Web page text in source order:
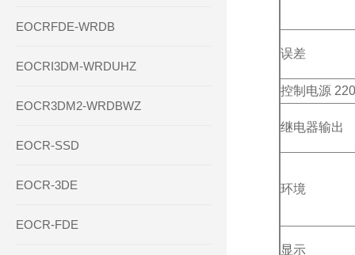
EOCRFDE-WRDB
EOCRI3DM-WRDUHZ
EOCR3DM2-WRDBWZ
EOCR-SSD
EOCR-3DE
EOCR-FDE
误差
控制电源 220
继电器输出
环境
显示